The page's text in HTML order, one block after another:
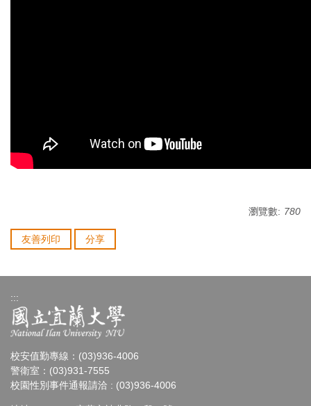
瀏覽數: 780
友善列印 分享
:::
校安值勤專線：(03)936-4006
警衛室：(03)931-7555
校園性別事件通報請洽 : (03)936-4006